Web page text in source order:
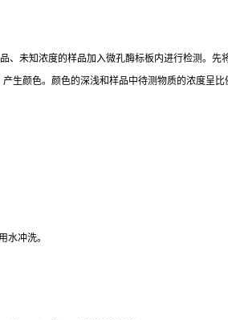
未知浓度的样品加入微孔酶标板内进行检测。
生颜色。颜色的深浅和样品中待测物质的浓度呈比
水冲洗。